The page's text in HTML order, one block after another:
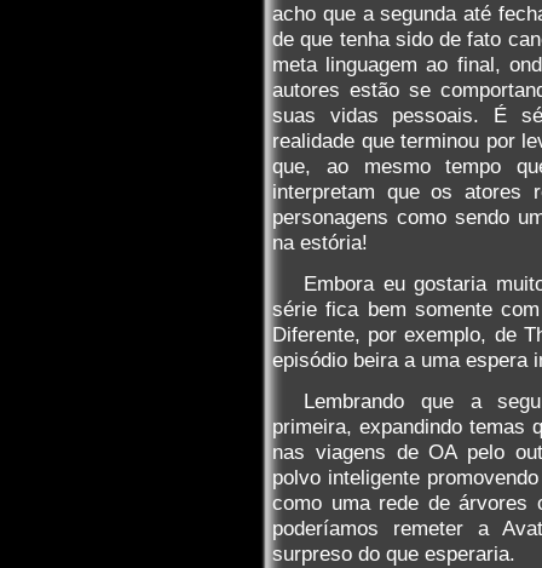
acho que a segunda até
de que tenha sido de fato
meta linguagem ao final,
autores estão se
suas vidas pessoais. É
realidade que terminou por
que, ao mesmo tempo
interpretam que os atores
personagens como sendo
na estória!
Embora eu gostaria
série fica bem somente
Diferente, por exemplo, de
episódio beira a uma espera
Lembrando que a
primeira, expandindo temas
nas viagens de OA pelo
polvo inteligente
como uma rede de árvores
poderíamos remeter a
surpreso do que esperaria.